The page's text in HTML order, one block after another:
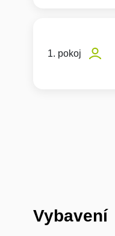
1. pokoj
Vybavení